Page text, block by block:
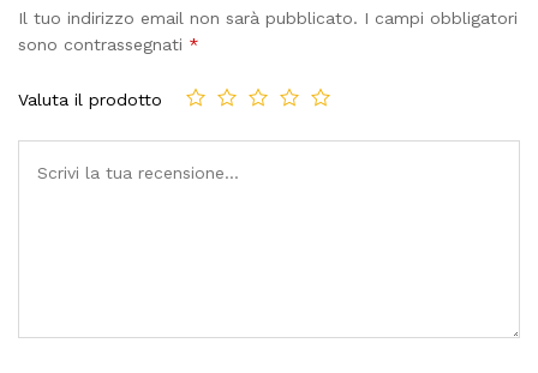
Il tuo indirizzo email non sarà pubblicato. I campi obbligatori
sono contrassegnati *
Valuta il prodotto